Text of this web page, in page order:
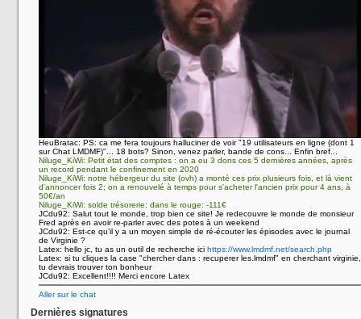
HeuBratac: PS: ca me fera toujours halluciner de voir "19 utilisateurs en ligne (dont 1
sur Chat LMDMF)"... 18 bots? Sinon, venez parler, bande de cons... Enfin bref...
Niluge_KiWi: Petit état des comptes : on a eu 3 dons ces 5 dernières années, après
un record pendant le confinement en 2020
Niluge_KiWi: notre hébergeur du site (ovh) a monté ces prix plusieurs fois, et là vient
d'annoncer fois 2; on a renouvelé à temps pour s'acheter l'ancien prix pour 4 ans, à
50€/an
Niluge_KiWi: solde trésorerie: dans le rouge: -111€
JCdu92: Salut tout le monde, trop bien ce site! Je redecouvre le monde de monsieur
Fred après en avoir re-parler avec des potes à un weekend
JCdu92: Est-ce qu’il y a un moyen simple de ré-écouter les épisodes avec le journal
de Virginie ?
Latex: hello jc, tu as un outil de recherche ici https://www.lmdmf.net/search.php
Latex: si tu cliques la case "chercher dans : recuperer les.lmdmf" en cherchant virginie,
tu devrais trouver ton bonheur
JCdu92: Excellent!!!! Merci encore Latex
Aller sur le chat
Dernières signatures